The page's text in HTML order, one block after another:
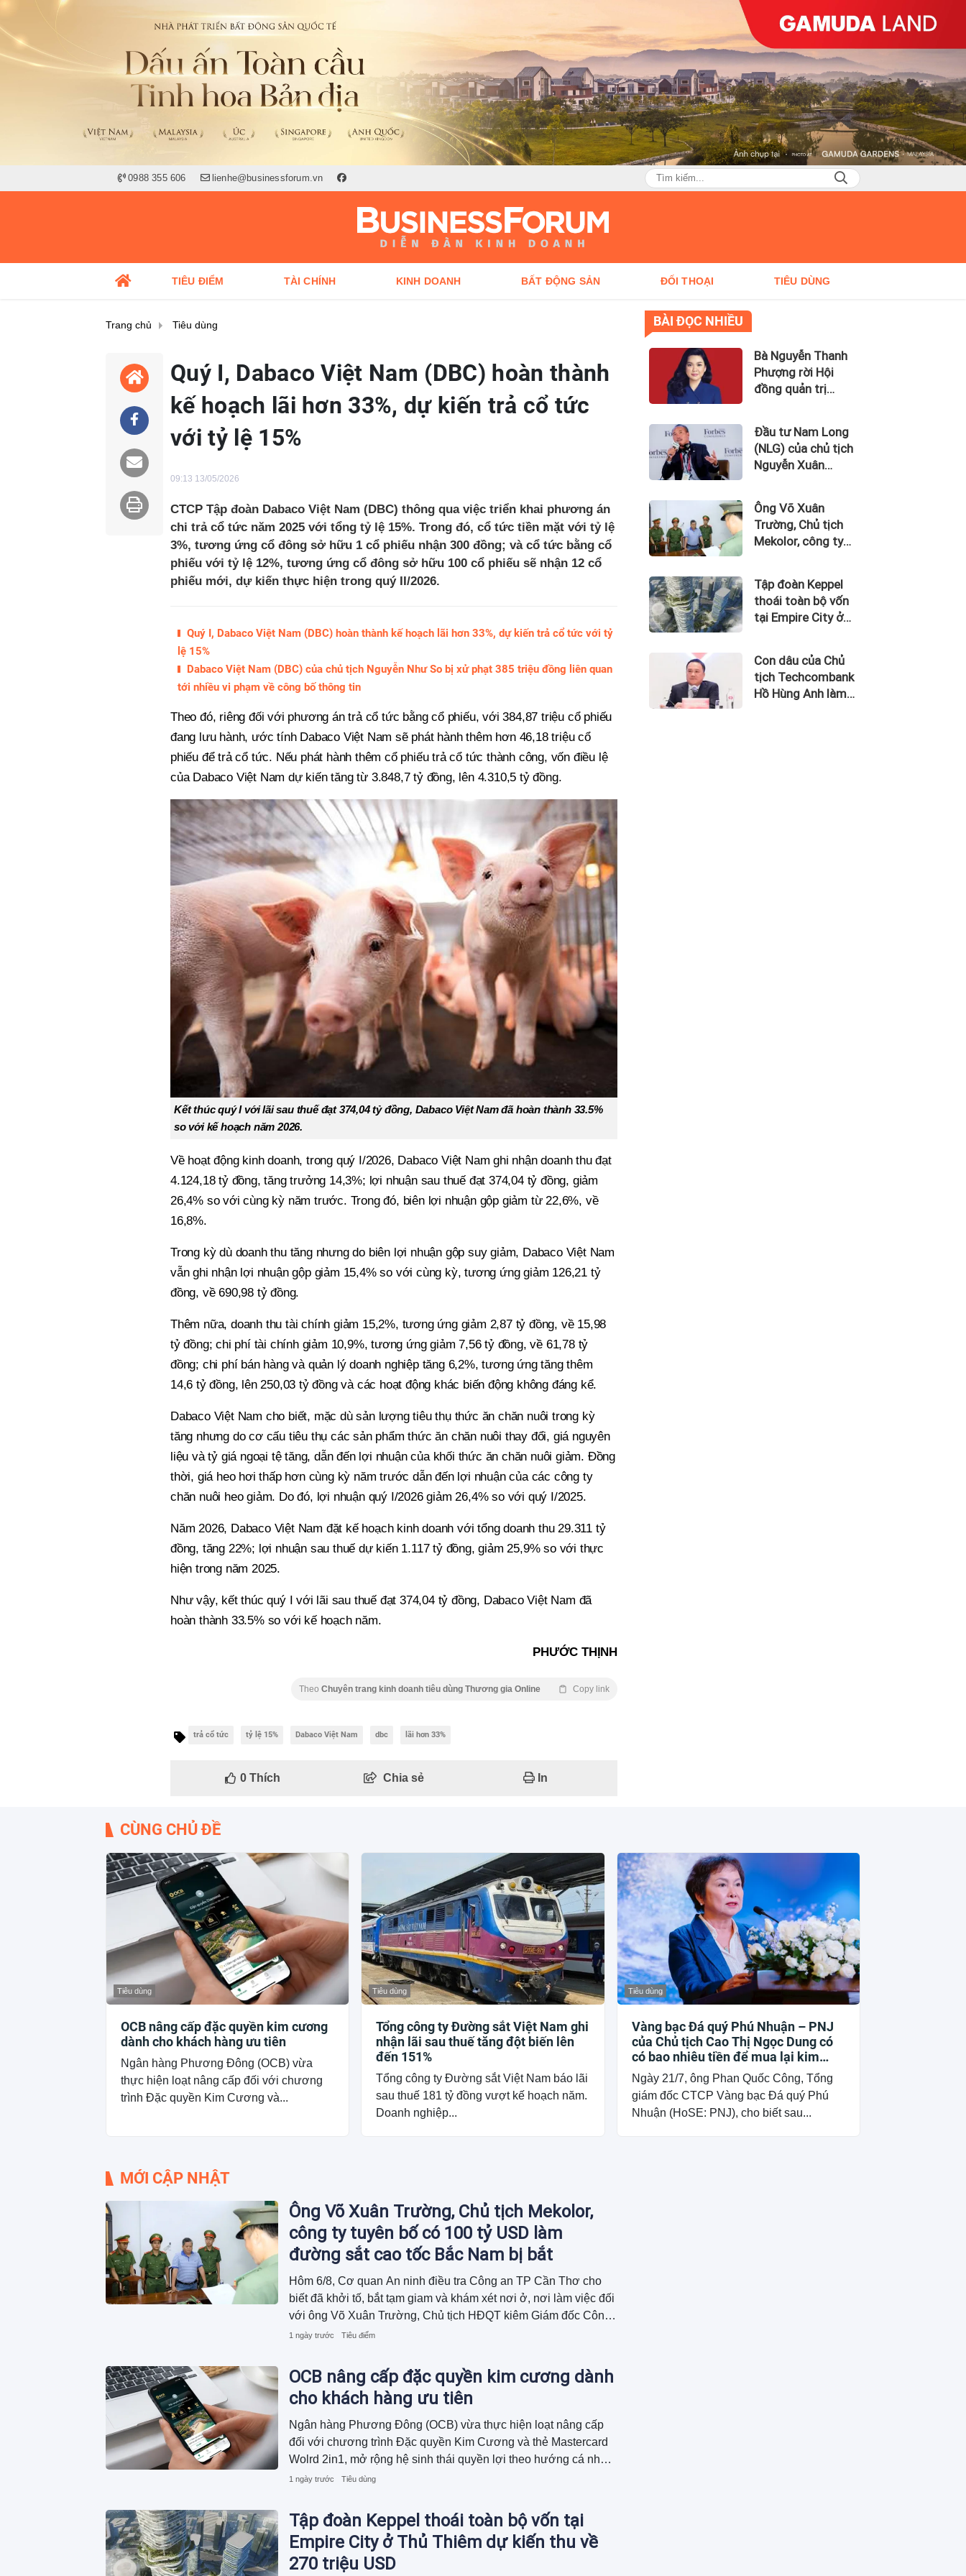
0988 355 606 lienhe@businessforum.vn
TIÊU ĐIỂM TÀI CHÍNH KINH DOANH BẤT ĐỘNG SẢN ĐỐI THOẠI TIÊU DÙNG
Trang chủ Tiêu dùng
Quý I, Dabaco Việt Nam (DBC) hoàn thành
kế hoạch lãi hơn 33%, dự kiến trả cổ tức
với tỷ lệ 15%
09:13 13/05/2026
CTCP Tập đoàn Dabaco Việt Nam (DBC) thông qua việc triển khai phương án
chi trả cổ tức năm 2025 với tổng tỷ lệ 15%. Trong đó, cổ tức tiền mặt với tỷ lệ
3%, tương ứng cổ đông sở hữu 1 cổ phiếu nhận 300 đồng; và cổ tức bằng cổ
phiếu với tỷ lệ 12%, tương ứng cổ đông sở hữu 100 cổ phiếu sẽ nhận 12 cổ
phiếu mới, dự kiến thực hiện trong quý II/2026.
Quý I, Dabaco Việt Nam (DBC) hoàn thành kế hoạch lãi hơn 33%, dự kiến trả cổ tức với tỷ
lệ 15%
Dabaco Việt Nam (DBC) của chủ tịch Nguyễn Như So bị xử phạt 385 triệu đồng liên quan
tới nhiều vi phạm về công bố thông tin
Theo đó, riêng đối với phương án trả cổ tức bằng cổ phiếu, với 384,87 triệu cổ phiếu
đang lưu hành, ước tính Dabaco Việt Nam sẽ phát hành thêm hơn 46,18 triệu cổ
phiếu để trả cổ tức. Nếu phát hành thêm cổ phiếu trả cổ tức thành công, vốn điều lệ
của Dabaco Việt Nam dự kiến tăng từ 3.848,7 tỷ đồng, lên 4.310,5 tỷ đồng.
Kết thúc quý I với lãi sau thuế đạt 374,04 tỷ đồng, Dabaco Việt Nam đã hoàn thành 33.5%
so với kế hoạch năm 2026.
Về hoạt động kinh doanh, trong quý I/2026, Dabaco Việt Nam ghi nhận doanh thu đạt
4.124,18 tỷ đồng, tăng trưởng 14,3%; lợi nhuận sau thuế đạt 374,04 tỷ đồng, giảm
26,4% so với cùng kỳ năm trước. Trong đó, biên lợi nhuận gộp giảm từ 22,6%, về
16,8%.
Trong kỳ dù doanh thu tăng nhưng do biên lợi nhuận gộp suy giảm, Dabaco Việt Nam
vẫn ghi nhận lợi nhuận gộp giảm 15,4% so với cùng kỳ, tương ứng giảm 126,21 tỷ
đồng, về 690,98 tỷ đồng.
Thêm nữa, doanh thu tài chính giảm 15,2%, tương ứng giảm 2,87 tỷ đồng, về 15,98
tỷ đồng; chi phí tài chính giảm 10,9%, tương ứng giảm 7,56 tỷ đồng, về 61,78 tỷ
đồng; chi phí bán hàng và quản lý doanh nghiệp tăng 6,2%, tương ứng tăng thêm
14,6 tỷ đồng, lên 250,03 tỷ đồng và các hoạt động khác biến động không đáng kể.
Dabaco Việt Nam cho biết, mặc dù sản lượng tiêu thụ thức ăn chăn nuôi trong kỳ
tăng nhưng do cơ cấu tiêu thụ các sản phẩm thức ăn chăn nuôi thay đổi, giá nguyên
liệu và tỷ giá ngoại tệ tăng, dẫn đến lợi nhuận của khối thức ăn chăn nuôi giảm. Đồng
thời, giá heo hơi thấp hơn cùng kỳ năm trước dẫn đến lợi nhuận của các công ty
chăn nuôi heo giảm. Do đó, lợi nhuận quý I/2026 giảm 26,4% so với quý I/2025.
Năm 2026, Dabaco Việt Nam đặt kế hoạch kinh doanh với tổng doanh thu 29.311 tỷ
đồng, tăng 22%; lợi nhuận sau thuế dự kiến 1.117 tỷ đồng, giảm 25,9% so với thực
hiện trong năm 2025.
Như vậy, kết thúc quý I với lãi sau thuế đạt 374,04 tỷ đồng, Dabaco Việt Nam đã
hoàn thành 33.5% so với kế hoạch năm.
PHƯỚC THỊNH
Theo Chuyên trang kinh doanh tiêu dùng Thương gia Online Copy link
trả cổ tức tỷ lệ 15% Dabaco Việt Nam dbc lãi hơn 33%
0Thích Chia sẻ In
BÀI ĐỌC NHIỀU
Bà Nguyễn Thanh
Phượng rời Hội
đồng quản trị
Việt (BVBank)
Đầu tư Nam Long
(NLG) của chủ tịch
Nguyễn Xuân
quỹ đất tại dự án
Waterpoint, Izumi
City
Ông Võ Xuân
Trường, Chủ tịch
Mekolor, công ty
sắt cao tốc Bắc
Nam bị bắt
Tập đoàn Keppel
thoái toàn bộ vốn
tại Empire City ở
thu về 270 triệu
USD
Con dâu của Chủ
tịch Techcombank
Hồ Hùng Anh làm
CÙNG CHỦ ĐỀ
Tiêu dùng
OCB nâng cấp đặc quyền kim cương
dành cho khách hàng ưu tiên
Ngân hàng Phương Đông (OCB) vừa
thực hiện loạt nâng cấp đối với chương
trình Đặc quyền Kim Cương và...
Tiêu dùng
Tổng công ty Đường sắt Việt Nam ghi
nhận lãi sau thuế tăng đột biến lên
đến 151%
Tổng công ty Đường sắt Việt Nam báo lãi
sau thuế 181 tỷ đồng vượt kế hoạch năm.
Doanh nghiệp...
Tiêu dùng
Vàng bạc Đá quý Phú Nhuận – PNJ
của Chủ tịch Cao Thị Ngọc Dung có
có bao nhiêu tiền để mua lại kim
cương?
Ngày 21/7, ông Phan Quốc Công, Tổng
giám đốc CTCP Vàng bạc Đá quý Phú
Nhuận (HoSE: PNJ), cho biết sau...
MỚI CẬP NHẬT
Ông Võ Xuân Trường, Chủ tịch Mekolor,
công ty tuyên bố có 100 tỷ USD làm
đường sắt cao tốc Bắc Nam bị bắt
Hôm 6/8, Cơ quan An ninh điều tra Công an TP Cần Thơ cho
biết đã khởi tố, bắt tạm giam và khám xét nơi ở, nơi làm việc đối
với ông Võ Xuân Trường, Chủ tịch HĐQT kiêm Giám đốc Công
ty CP Mekolor.
1 ngày trước Tiêu điểm
OCB nâng cấp đặc quyền kim cương dành
cho khách hàng ưu tiên
Ngân hàng Phương Đông (OCB) vừa thực hiện loạt nâng cấp
đối với chương trình Đặc quyền Kim Cương và thẻ Mastercard
Wolrd 2in1, mở rộng hệ sinh thái quyền lợi theo hướng cá nhân
hóa và gắn với điểm chạm trong từng khoảnh khắc sống. Hoạt
tiên không chỉ tập trung vào quản lý tài sản mà còn đồng hành
cùng khách hàng trên hành trình nâng cao trải nghiệm.
1 ngày trước Tiêu dùng
Tập đoàn Keppel thoái toàn bộ vốn tại
Empire City ở Thủ Thiêm dự kiến thu về
270 triệu USD